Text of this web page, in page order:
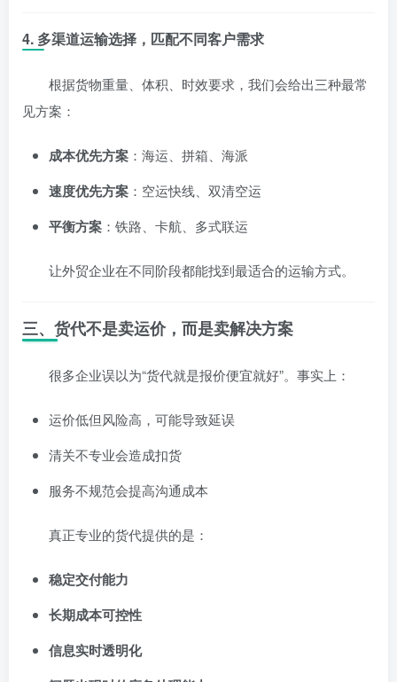
4. 多渠道运输选择，匹配不同客户需求
根据货物重量、体积、时效要求，我们会给出三种最常
见方案：
成本优先方案 ：海运、拼箱、海派
速度优先方案 ：空运快线、双清空运
平衡方案 ：铁路、卡航、多式联运
让外贸企业在不同阶段都能找到最适合的运输方式。
三、货代不是卖运价，而是卖解决方案
很多企业误以为“货代就是报价便宜就好”。事实上：
运价低但风险高，可能导致延误
清关不专业会造成扣货
服务不规范会提高沟通成本
真正专业的货代提供的是：
稳定交付能力
长期成本可控性
信息实时透明化